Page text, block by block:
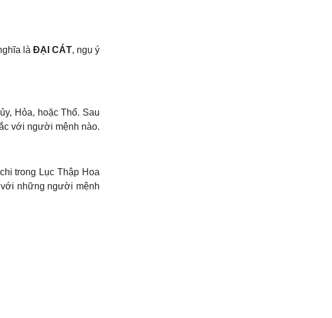
làĐẠI CÁT, ngụ ý
Hỏa, hoặc Thổ. Sau
với người mệnh nào.
trong Lục Thập Hoa
những người mệnh